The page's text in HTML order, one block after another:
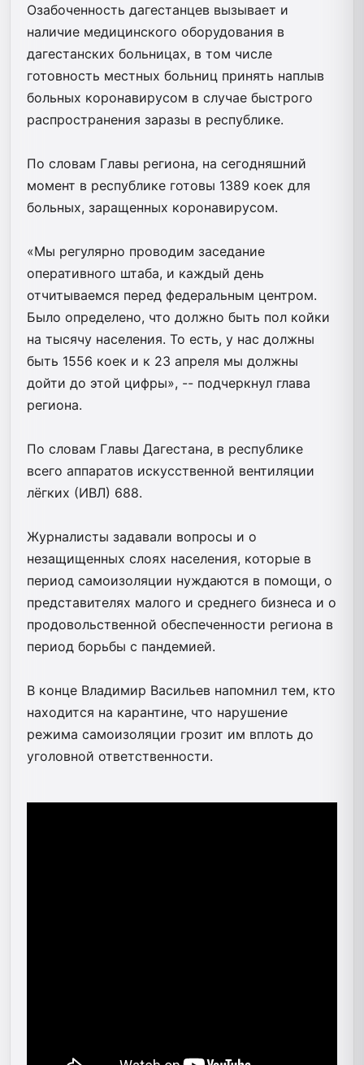
Озабоченность дагестанцев вызывает и
наличие медицинского оборудования в
дагестанских больницах, в том числе
готовность местных больниц принять наплыв
больных коронавирусом в случае быстрого
распространения заразы в республике.
По словам Главы региона, на сегодняшний
момент в республике готовы 1389 коек для
больных, заращенных коронавирусом.
«Мы регулярно проводим заседание
оперативного штаба, и каждый день
отчитываемся перед федеральным центром.
Было определено, что должно быть пол койки
на тысячу населения. То есть, у нас должны
быть 1556 коек и к 23 апреля мы должны
дойти до этой цифры», -- подчеркнул глава
региона.
По словам Главы Дагестана, в республике
всего аппаратов искусственной вентиляции
лёгких (ИВЛ) 688.
Журналисты задавали вопросы и о
незащищенных слоях населения, которые в
период самоизоляции нуждаются в помощи, о
представителях малого и среднего бизнеса и о
продовольственной обеспеченности региона в
период борьбы с пандемией.
В конце Владимир Васильев напомнил тем, кто
находится на карантине, что нарушение
режима самоизоляции грозит им вплоть до
уголовной ответственности.